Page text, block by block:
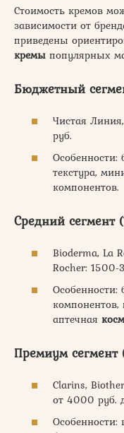
Стоимость кремов
зависимости от
приведены
кремы популярных
Бюджетный
Чистая
руб.
Особенности:
текстура,
компонентов.
Средний
Bioderma, La
Rocher: 1500-
аптечная
Премиум
Clarins,
от 4000 руб.